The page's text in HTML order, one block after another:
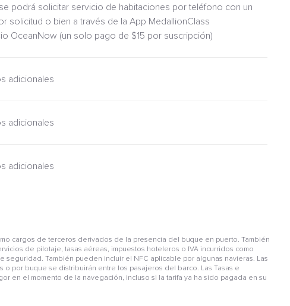
podrá solicitar servicio de habitaciones por teléfono con un
solicitud o bien a través de la App MedallionClass
OceanNow (un solo pago de $15 por suscripción)
adicionales
adicionales
adicionales
cargos de terceros derivados de la presencia del buque en puerto. También
de pilotaje, tasas aéreas, impuestos hoteleros o IVA incurridos como
También pueden incluir el NFC aplicable por algunas navieras. Las
por buque se distribuirán entre los pasajeros del barco. Las Tasas e
en el momento de la navegación, incluso si la tarifa ya ha sido pagada en su